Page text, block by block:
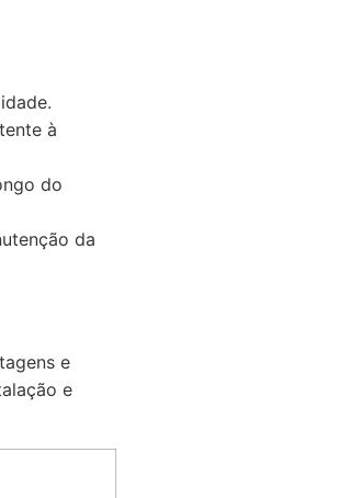
à
do
da
e
e